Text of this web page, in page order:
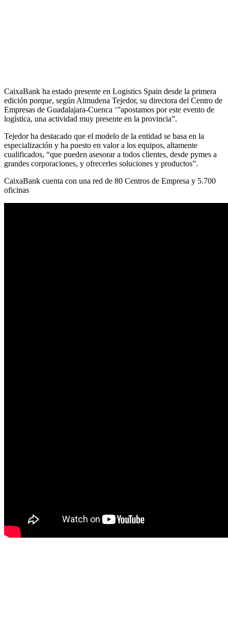
CaixaBank ha estado presente en Logistics Spain desde la primera
edición porque, según Almudena Tejedor, su directora del Centro de
Empresas de Guadalajara-Cuenca ‘”apostamos por este evento de
logística, una actividad muy presente en la provincia”.
Tejedor ha destacado que el modelo de la entidad se basa en la
especialización y ha puesto en valor a los equipos, altamente
cualificados, “que pueden asesorar a todos clientes, desde pymes a
grandes corporaciones, y ofrecerles soluciones y productos”.
CaixaBank cuenta con una red de 80 Centros de Empresa y 5.700
oficinas